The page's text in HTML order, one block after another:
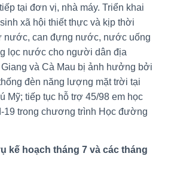
tại đơn vị, nhà máy. Triển khai
xã hội thiết thực và kịp thời
nước, can đựng nước, nước uống
lọc nước cho người dân địa
và Cà Mau bị ảnh hưởng bởi
đèn năng lượng mặt trời tại
Mỹ; tiếp tục hỗ trợ 45/98 em học
19 trong chương trình Học đường
kế hoạch tháng 7 và các tháng